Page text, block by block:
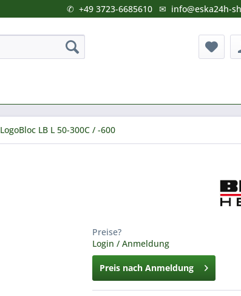
✉ info@eska24h-
✆ +49 3723-6685610
LogoBloc LB L 50-300C / -600
Preise?
Login / Anmeldung
Preis nach Anmeldung